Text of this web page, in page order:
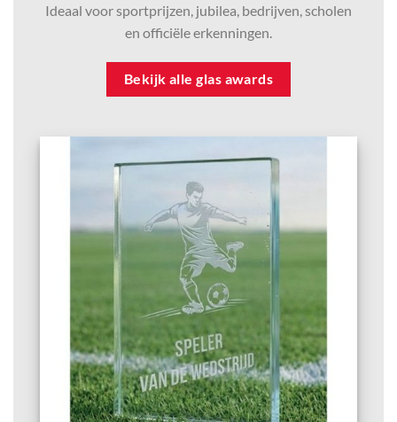
Ideaal voor sportprijzen, jubilea, bedrijven, scholen
en officiële erkenningen.
Bekijk alle glas awards